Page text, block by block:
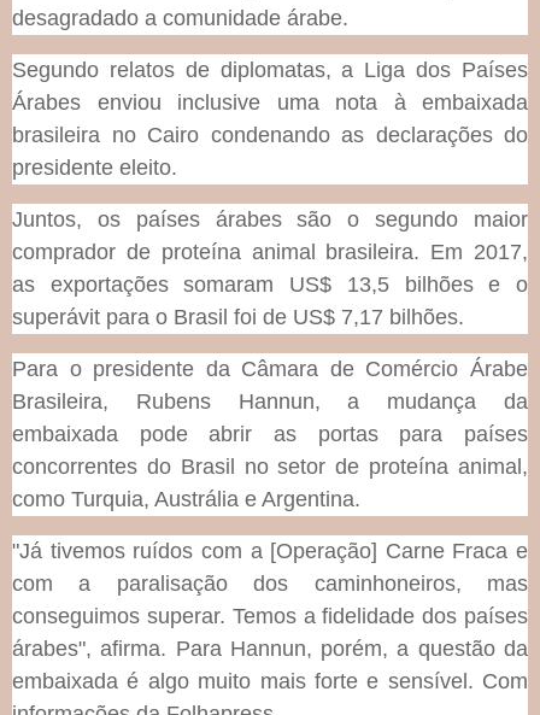
desagradado a comunidade árabe.
Segundo relatos de diplomatas, a Liga dos Países
Árabes enviou inclusive uma nota à embaixada
brasileira no Cairo condenando as declarações do
presidente eleito.
Juntos, os países árabes são o segundo maior
comprador de proteína animal brasileira. Em 2017,
as exportações somaram US$ 13,5 bilhões e o
superávit para o Brasil foi de US$ 7,17 bilhões.
Para o presidente da Câmara de Comércio Árabe
Brasileira, Rubens Hannun, a mudança da
embaixada pode abrir as portas para países
concorrentes do Brasil no setor de proteína animal,
como Turquia, Austrália e Argentina.
"Já tivemos ruídos com a [Operação] Carne Fraca e
com a paralisação dos caminhoneiros, mas
conseguimos superar. Temos a fidelidade dos países
árabes", afirma. Para Hannun, porém, a questão da
embaixada é algo muito mais forte e sensível. Com